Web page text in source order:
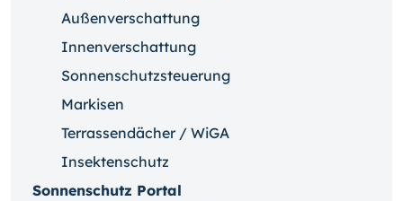
Außenverschattung
Innenverschattung
Sonnenschutzsteuerung
Markisen
Terrassendächer / WiGA
Insektenschutz
Sonnenschutz Portal